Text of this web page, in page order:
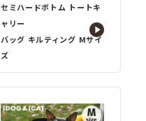
セミハードボトム トートキ
ャリー
バッグ キルティング Mサイ
ズ